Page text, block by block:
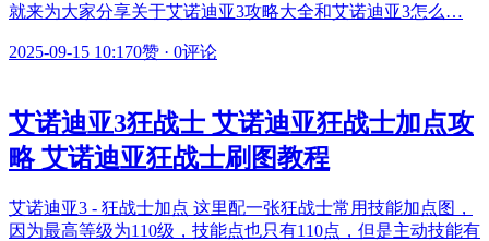
就来为大家分享关于艾诺迪亚3攻略大全和艾诺迪亚3怎么…
2025-09-15 10:170赞 · 0评论
艾诺迪亚3狂战士 艾诺迪亚狂战士加点攻
略 艾诺迪亚狂战士刷图教程
艾诺迪亚3 - 狂战士加点 这里配一张狂战士常用技能加点图，
因为最高等级为110级，技能点也只有110点，但是主动技能有